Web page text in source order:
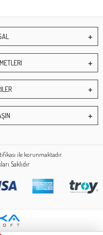
ile korunmaktadır.
Saklıdır